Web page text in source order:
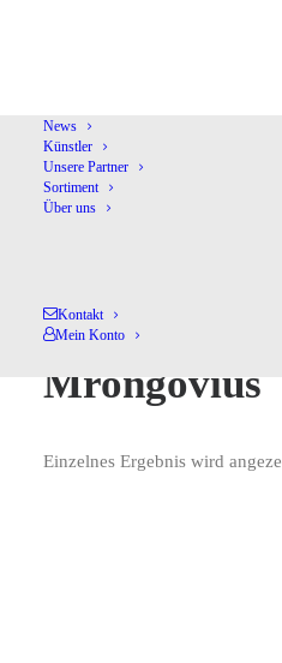
News
Künstler
Unsere Partner
Sortiment
Über uns
Kontakt
Mein Konto
Klavierduo
Mrongovius
Einzelnes Ergebnis wird